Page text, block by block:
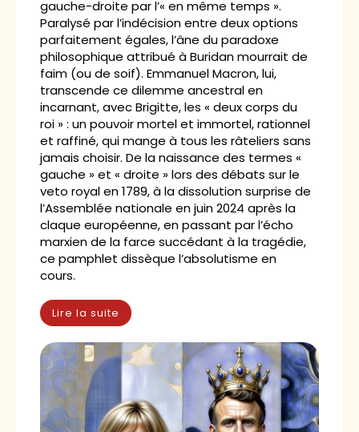
gauche-droite par l’« en même temps ».
Paralysé par l’indécision entre deux options
parfaitement égales, l’âne du paradoxe
philosophique attribué à Buridan mourrait de
faim (ou de soif). Emmanuel Macron, lui,
transcende ce dilemme ancestral en
incarnant, avec Brigitte, les « deux corps du
roi » : un pouvoir mortel et immortel, rationnel
et raffiné, qui mange à tous les râteliers sans
jamais choisir. De la naissance des termes «
gauche » et « droite » lors des débats sur le
veto royal en 1789, à la dissolution surprise de
l’Assemblée nationale en juin 2024 après la
claque européenne, en passant par l’écho
marxien de la farce succédant à la tragédie,
ce pamphlet dissèque l’absolutisme en
cours.
Lire la suite